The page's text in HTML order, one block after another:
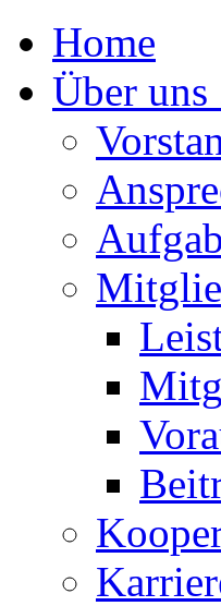
Home
Über uns